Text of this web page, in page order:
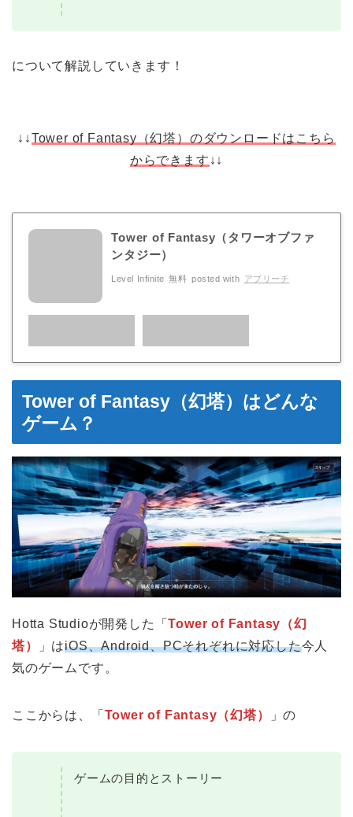
について解説していきます！
↓↓Tower of Fantasy（幻塔）のダウンロードはこちら
からできます ↓↓
Tower of Fantasy（タワーオブファ
ンタジー）
Level Infinite 無料 posted with アプリーチ
Tower of Fantasy（幻塔）はどんな
ゲーム？
Hotta Studioが開発した「Tower of Fantasy（幻
塔）
」はiOS、Android、PCそれぞれに対応した今人
気のゲームです。
ここからは、「 Tower of Fantasy（幻塔） 」の
ゲームの目的とストーリー